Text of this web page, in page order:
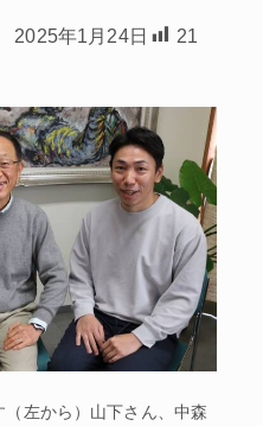
2025年1月24日 21
左から）山下さん、中森